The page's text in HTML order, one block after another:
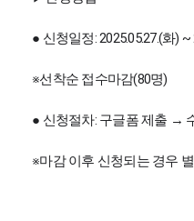
● 신청일정: 2025.05.27.(화) ~
※선착순 접수마감(80명)
● 신청절차: 구글폼 제출 →
※마감 이후 신청되는 경우